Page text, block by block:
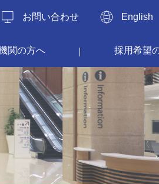
お問い合わせ English
関の方へ 採用希望